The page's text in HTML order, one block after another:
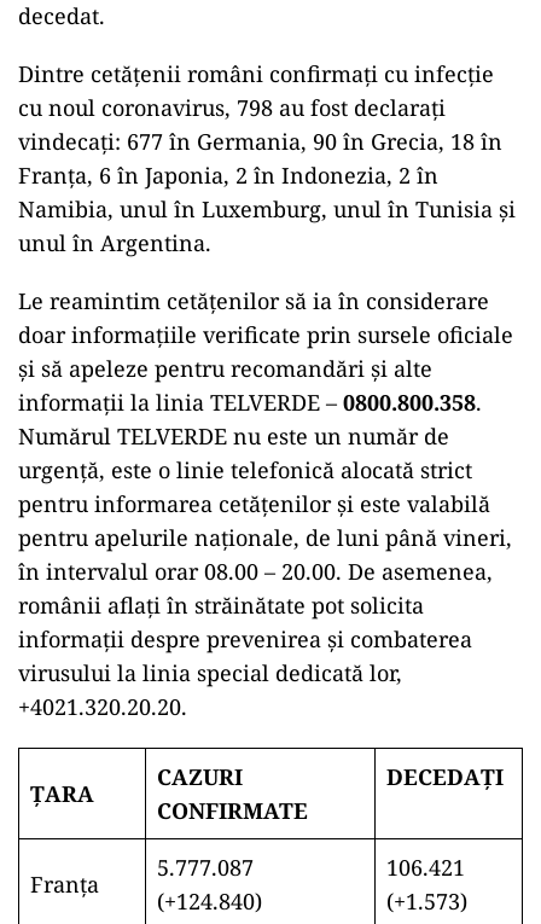
decedat.
Dintre cetățenii români confirmați cu infecție
cu noul coronavirus, 798 au fost declarați
vindecați: 677 în Germania, 90 în Grecia, 18 în
Franța, 6 în Japonia, 2 în Indonezia, 2 în
Namibia, unul în Luxemburg, unul în Tunisia și
unul în Argentina.
Le reamintim cetățenilor să ia în considerare
doar informațiile verificate prin sursele oficiale
și să apeleze pentru recomandări și alte
informații la linia TELVERDE – 0800.800.358.
Numărul TELVERDE nu este un număr de
urgență, este o linie telefonică alocată strict
pentru informarea cetățenilor și este valabilă
pentru apelurile naționale, de luni până vineri,
în intervalul orar 08.00 – 20.00. De asemenea,
românii aflați în străinătate pot solicita
informații despre prevenirea și combaterea
virusului la linia special dedicată lor,
+4021.320.20.20.
ŢARA
CAZURI
CONFIRMATE
DECEDAȚI
Franţa
5.777.087
(+124.840)
106.421
(+1.573)